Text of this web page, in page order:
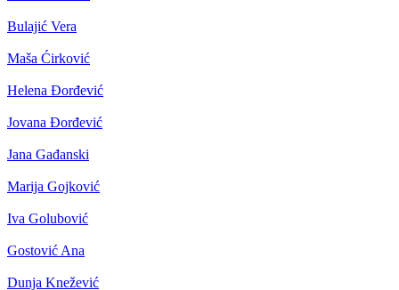
Bulajić Vera
Maša Ćirković
Helena Đorđević
Jovana Đorđević
Jana Gađanski
Marija Gojković
Iva Golubović
Gostović Ana
Dunja Knežević